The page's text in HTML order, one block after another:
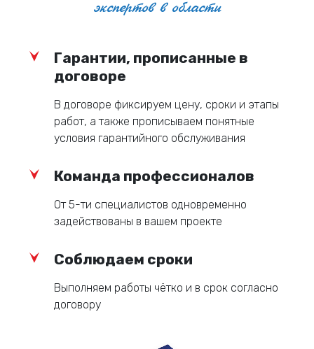
Согласование.
Сроки и стоимость:
Сроки и стоимость зависят от сложности проекта и
объема работ.
Свяжитесь с нами, чтобы получить индивидуальное
коммерческое предложение!
экспертов в области
Гарантии, прописанные в
договоре
В договоре фиксируем цену, сроки и этапы
работ, а также прописываем понятные
условия гарантийного обслуживания
Команда профессионалов
От 5-ти специалистов одновременно
задействованы в вашем проекте
Соблюдаем сроки
Выполняем работы чётко и в срок согласно
договору